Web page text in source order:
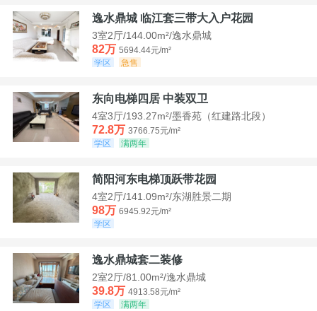
逸水鼎城 临江套三带大入户花园
3室2厅/144.00m²/逸水鼎城
82万 5694.44元/m²
学区
急售
东向电梯四居 中装双卫
4室3厅/193.27m²/墨香苑（红建路北段）
72.8万 3766.75元/m²
学区
满两年
简阳河东电梯顶跃带花园
4室2厅/141.09m²/东湖胜景二期
98万 6945.92元/m²
学区
逸水鼎城套二装修
2室2厅/81.00m²/逸水鼎城
39.8万 4913.58元/m²
学区
满两年